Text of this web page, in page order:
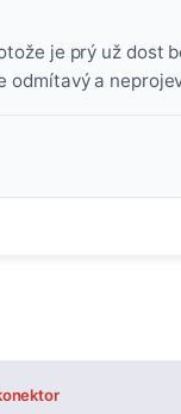
je prý už dost
a